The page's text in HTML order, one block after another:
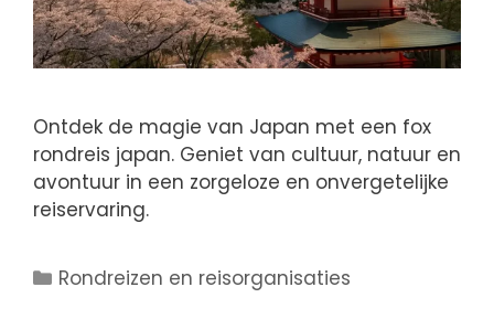
Ontdek de magie van Japan met een fox
rondreis japan. Geniet van cultuur, natuur en
avontuur in een zorgeloze en onvergetelijke
reiservaring.
Rondreizen en reisorganisaties